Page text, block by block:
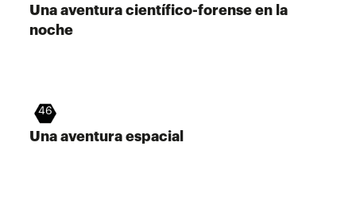
Una aventura científico-forense en la
noche
46
Una aventura espacial